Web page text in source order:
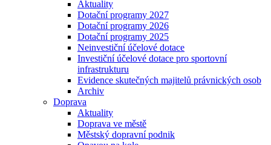
Aktuality
Dotační programy 2027
Dotační programy 2026
Dotační programy 2025
Neinvestiční účelové dotace
Investiční účelové dotace pro sportovní
infrastrukturu
Evidence skutečných majitelů právnických osob
Archiv
Doprava
Aktuality
Doprava ve městě
Městský dopravní podnik